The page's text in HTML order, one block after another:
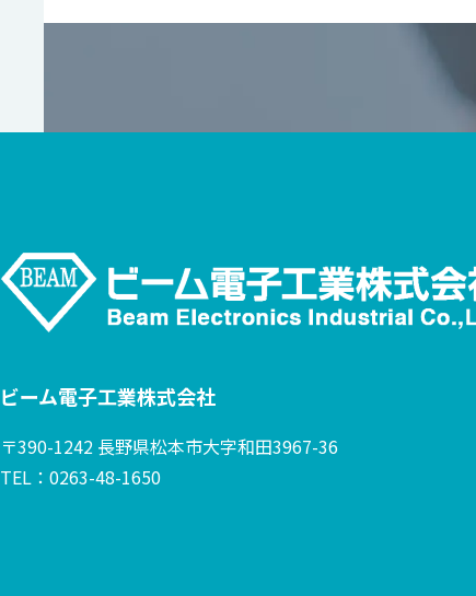
ビーム電子工業株式会社
〒390-1242 長野県松本市大字和田3967-36
TEL： 0263-48-1650